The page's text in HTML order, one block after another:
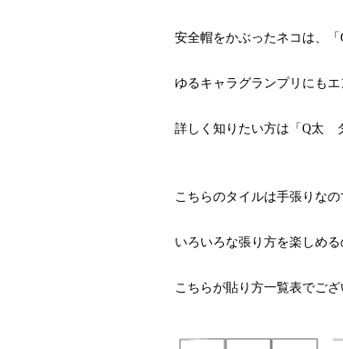
安全帽をかぶったネコは、
ゆるキャラグランプリにも
詳しく知りたい方は「Q太
こちらのタイルは手張りな
いろいろな張り方を楽しめ
こちらが貼り方一覧表でござ